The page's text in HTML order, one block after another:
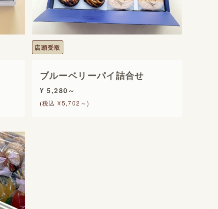
店頭受取
ブルーベリーパイ詰合せ
¥ 5,280～
(税込 ¥5,702～)